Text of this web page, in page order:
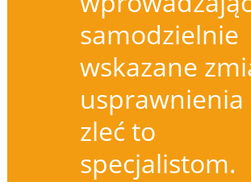
samodzielnie
wskazane
usprawnienia
zleć to
specjalistom.